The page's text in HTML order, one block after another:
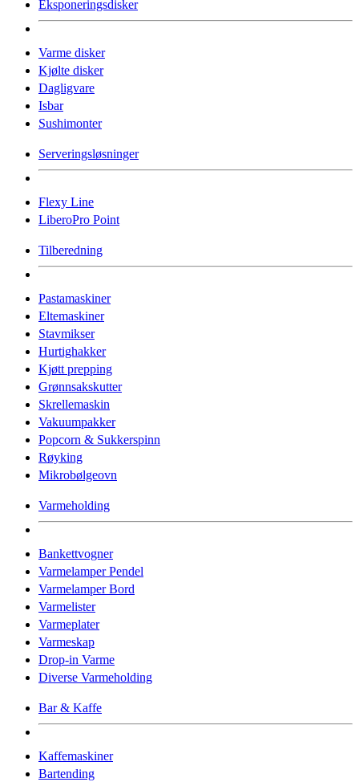
Eksponeringsdisker
Varme disker
Kjølte disker
Dagligvare
Isbar
Sushimonter
Serveringsløsninger
Flexy Line
LiberoPro Point
Tilberedning
Pastamaskiner
Eltemaskiner
Stavmikser
Hurtighakker
Kjøtt prepping
Grønnsakskutter
Skrellemaskin
Vakuumpakker
Popcorn & Sukkerspinn
Røyking
Mikrobølgeovn
Varmeholding
Bankettvogner
Varmelamper Pendel
Varmelamper Bord
Varmelister
Varmeplater
Varmeskap
Drop-in Varme
Diverse Varmeholding
Bar & Kaffe
Kaffemaskiner
Bartending